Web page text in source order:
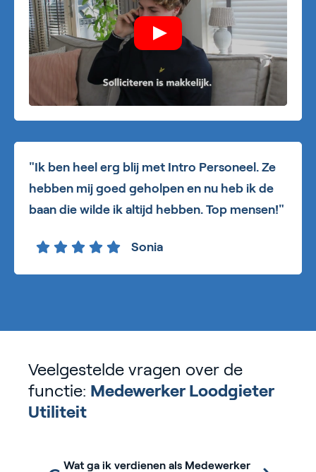
"Ik ben heel erg blij met Intro Personeel. Ze
hebben mij goed geholpen en nu heb ik de
baan die wilde ik altijd hebben. Top mensen!"
Sonia
Veelgestelde vragen over de
functie: Medewerker Loodgieter
Utiliteit
Wat ga ik verdienen als Medewerker